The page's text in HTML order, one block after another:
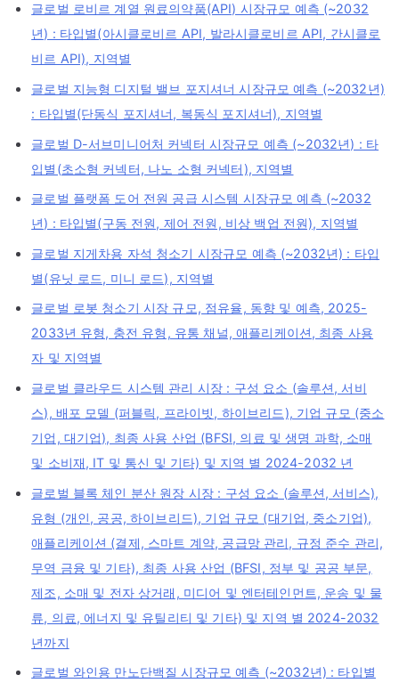
글로벌 로비르 계열 원료의약품(API) 시장규모 예측 (~2032
년) : 타입별(아시클로비르 API, 발라시클로비르 API, 간시클로
비르 API), 지역별
글로벌 지능형 디지털 밸브 포지셔너 시장규모 예측 (~2032년)
: 타입별(단동식 포지셔너, 복동식 포지셔너), 지역별
글로벌 D-서브미니어처 커넥터 시장규모 예측 (~2032년) : 타
입별(초소형 커넥터, 나노 소형 커넥터), 지역별
글로벌 플랫폼 도어 전원 공급 시스템 시장규모 예측 (~2032
년) : 타입별(구동 전원, 제어 전원, 비상 백업 전원), 지역별
글로벌 지게차용 자석 청소기 시장규모 예측 (~2032년) : 타입
별(유닛 로드, 미니 로드), 지역별
글로벌 로봇 청소기 시장 규모, 점유율, 동향 및 예측, 2025-
2033년 유형, 충전 유형, 유통 채널, 애플리케이션, 최종 사용
자 및 지역별
글로벌 클라우드 시스템 관리 시장 : 구성 요소 (솔루션, 서비
스), 배포 모델 (퍼블릭, 프라이빗, 하이브리드), 기업 규모 (중소
기업, 대기업), 최종 사용 산업 (BFSI, 의료 및 생명 과학, 소매
및 소비재, IT 및 통신 및 기타) 및 지역 별 2024-2032 년
글로벌 블록 체인 분산 원장 시장 : 구성 요소 (솔루션, 서비스),
유형 (개인, 공공, 하이브리드), 기업 규모 (대기업, 중소기업),
애플리케이션 (결제, 스마트 계약, 공급망 관리, 규정 준수 관리,
무역 금융 및 기타), 최종 사용 산업 (BFSI, 정부 및 공공 부문,
제조, 소매 및 전자 상거래, 미디어 및 엔터테인먼트, 운송 및 물
류, 의료, 에너지 및 유틸리티 및 기타) 및 지역 별 2024-2032
년까지
글로벌 와인용 만노단백질 시장규모 예측 (~2032년) : 타입별